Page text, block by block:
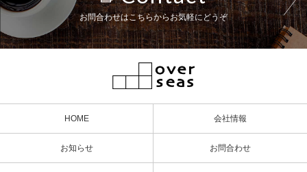
お問合わせはこちらからお気軽にどうぞ
HOME 会社情報
お知らせ お問合わせ